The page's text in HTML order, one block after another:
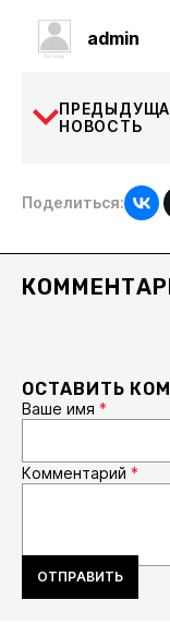
admin
НОВОСТЬ
Поделиться:
ОСТАВИТЬ
Ваше имя *
Комментарий *
ОТПРАВИТЬ